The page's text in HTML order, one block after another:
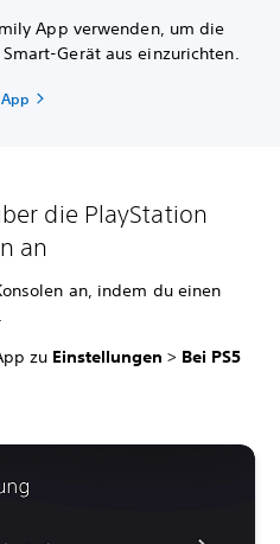
App verwenden, um die
Gerät aus einzurichten.
die PlayStation
an
an, indem du einen
zu Einstellungen > Bei PS5